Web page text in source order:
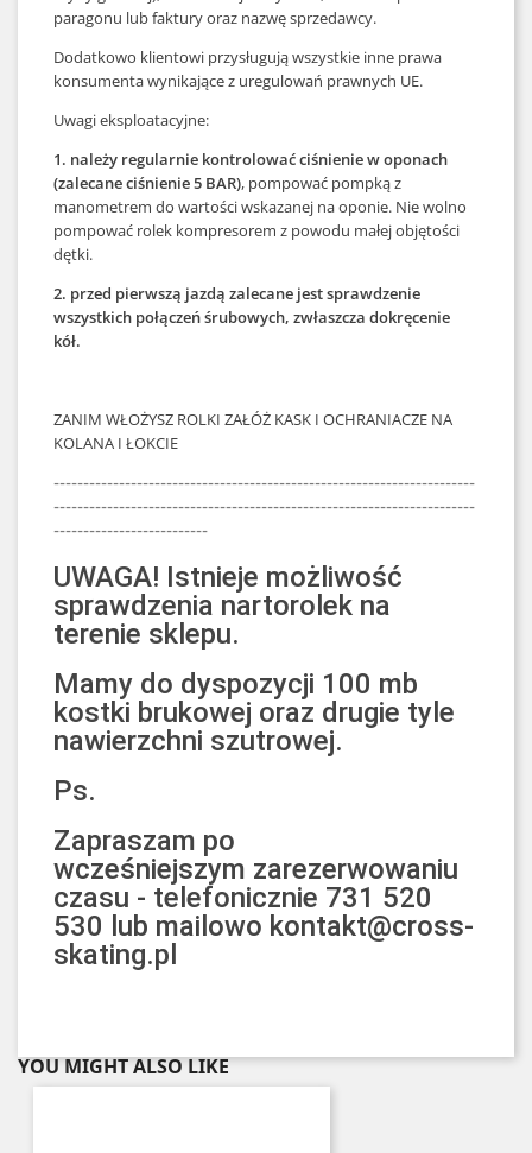
paragonu lub faktury oraz nazwę sprzedawcy.
Dodatkowo klientowi przysługują wszystkie inne prawa
konsumenta wynikające z uregulowań prawnych UE.
Uwagi eksploatacyjne:
1. należy regularnie kontrolować ciśnienie w oponach
(zalecane ciśnienie 5 BAR), pompować pompką z
manometrem do wartości wskazanej na oponie. Nie wolno
pompować rolek kompresorem z powodu małej objętości
dętki.
2. przed pierwszą jazdą zalecane jest sprawdzenie
wszystkich połączeń śrubowych, zwłaszcza dokręcenie
kół.
ZANIM WŁOŻYSZ ROLKI ZAŁÓŻ KASK I OCHRANIACZE NA
KOLANA I ŁOKCIE
-----------------------------------------------------------------------
-----------------------------------------------------------------------
--------------------------
UWAGA! Istnieje możliwość
sprawdzenia nartorolek na
terenie sklepu.
Mamy do dyspozycji 100 mb
kostki brukowej oraz drugie tyle
nawierzchni szutrowej.
Ps.
Zapraszam po
wcześniejszym zarezerwowaniu
czasu - telefonicznie 731 520
530 lub mailowo kontakt@cross-
skating.pl
YOU MIGHT ALSO LIKE